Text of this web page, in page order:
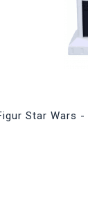
Star Wars